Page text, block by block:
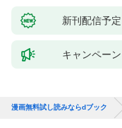
新刊配信予定
キャンペーン
漫画無料試し読みならdブック